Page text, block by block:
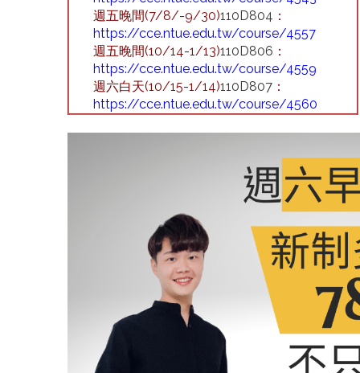
週五晚間(7/8/-9/30)110D804 ：
https://cce.ntue.edu.tw/course/4557
週五晚間(10/14-1/13)110D806 ：
https://cce.ntue.edu.tw/course/4559
週六白天(10/15-1/14)110D807 ：
https://cce.ntue.edu.tw/course/4560